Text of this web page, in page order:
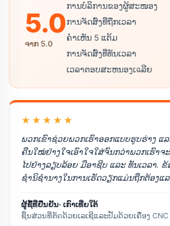
5.0
ຈາກ 5.0
ການບໍລິການຂອງຜູ້ສະໜອງ
ການຈັດສົ່ງທີ່ຖືກເວລາ
ຄຳເຫັນ 5 ແຕ້ມ
ການຈັດສົ່ງທີ່ທັນເວລາ
ເວລາຕອບສະຫນອງເฉລີຍ
★★★★★
ພວກເຂົາຊ່ວຍພວກເຮົາອອກແບບຮູບຮ່າງ ແ
ຄືນໃໝ່ຢ່າງໃຈເອົາໃຈໃສ່ຈົນກວ່າພວກເຮົາຈ
ໄປຢ່າງລຽບລ້ອຍ ມືອາຊີບ ແລະ ທັນເວລາ.
ຊຳນິຊຳນາງໃນການເຮັດວຽກແມ່ນຖືກຕ້ອງແ
ຜູ້ຊື້ທີ່ຢືນຢັນ· ເກົາເທີ່ຍໃຕ້
ຊິ້ນສ່ວນທີ່ຕັດດ້ວຍເລເຊີແລະປັ້ມດ້ວຍເຄື່ອງ CNC